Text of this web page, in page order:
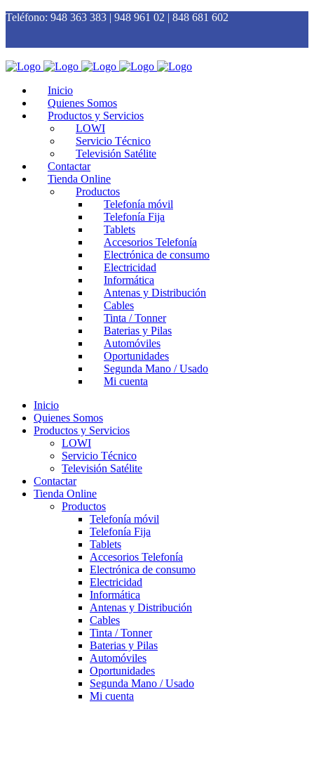
Teléfono: 948 363 383 | 948 961 02 | 848 681 602
Inicio
Quienes Somos
Productos y Servicios
LOWI
Servicio Técnico
Televisión Satélite
Contactar
Tienda Online
Productos
Telefonía móvil
Telefonía Fija
Tablets
Accesorios Telefonía
Electrónica de consumo
Electricidad
Informática
Antenas y Distribución
Cables
Tinta / Tonner
Baterias y Pilas
Automóviles
Oportunidades
Segunda Mano / Usado
Mi cuenta
Inicio
Quienes Somos
Productos y Servicios
LOWI
Servicio Técnico
Televisión Satélite
Contactar
Tienda Online
Productos
Telefonía móvil
Telefonía Fija
Tablets
Accesorios Telefonía
Electrónica de consumo
Electricidad
Informática
Antenas y Distribución
Cables
Tinta / Tonner
Baterias y Pilas
Automóviles
Oportunidades
Segunda Mano / Usado
Mi cuenta